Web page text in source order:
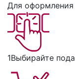
Для оформления
1Выбирайте